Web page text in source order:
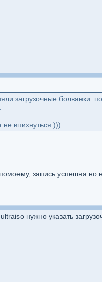
загрузочные болванки.
впихнуться )))
запись успешна но
нужно указать